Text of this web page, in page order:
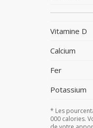
Vitamine D
Calcium
Fer
Potassium
* Les
000 calories.